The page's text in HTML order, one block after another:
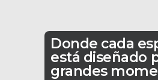
Donde cada
está diseñado
grandes